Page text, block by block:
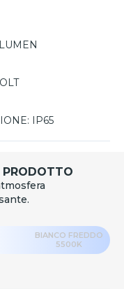
IP65
PRODOTTO
BIANCO FREDDO
5500K